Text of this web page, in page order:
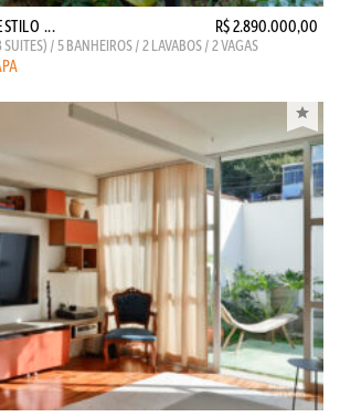
... R$ 2.890.000,00
/ 5 BANHEIROS / 2 LAVABOS / 2 VAGAS